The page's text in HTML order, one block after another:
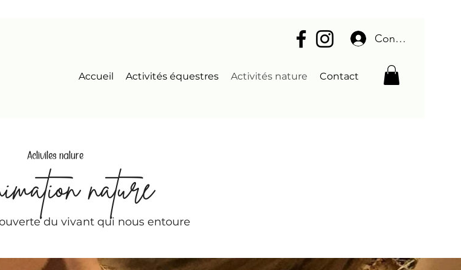
Connexion
Accueil Activités équestres Activités nature Contact
Activités nature
nature
du vivant qui nous entoure